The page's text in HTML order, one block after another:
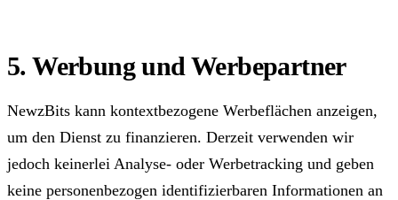
5. Werbung und Werbepartner
NewzBits kann kontextbezogene Werbeflächen anzeigen,
um den Dienst zu finanzieren. Derzeit verwenden wir
jedoch keinerlei Analyse- oder Werbetracking und geben
keine personenbezogen identifizierbaren Informationen an